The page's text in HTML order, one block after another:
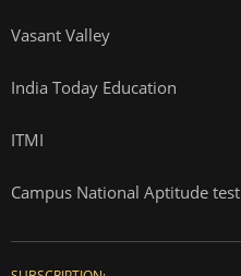
Vasant Valley
India Today Education
ITMI
Campus National Aptitude test